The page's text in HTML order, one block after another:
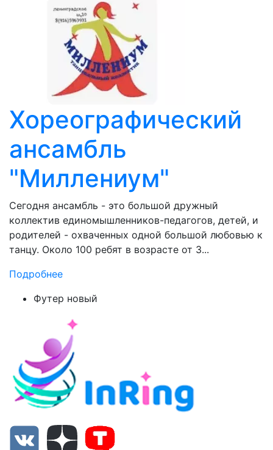
Хореографический
ансамбль
"Миллениум"
Сегодня ансамбль - это большой дружный
коллектив единомышленников-педагогов, детей, и
родителей - охваченных одной большой любовью к
танцу. Около 100 ребят в возрасте от 3...
Подробнее
Футер новый